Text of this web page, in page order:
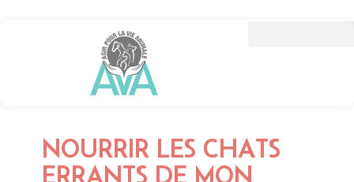
NOURRIR LES CHATS
ERRANTS DE MON